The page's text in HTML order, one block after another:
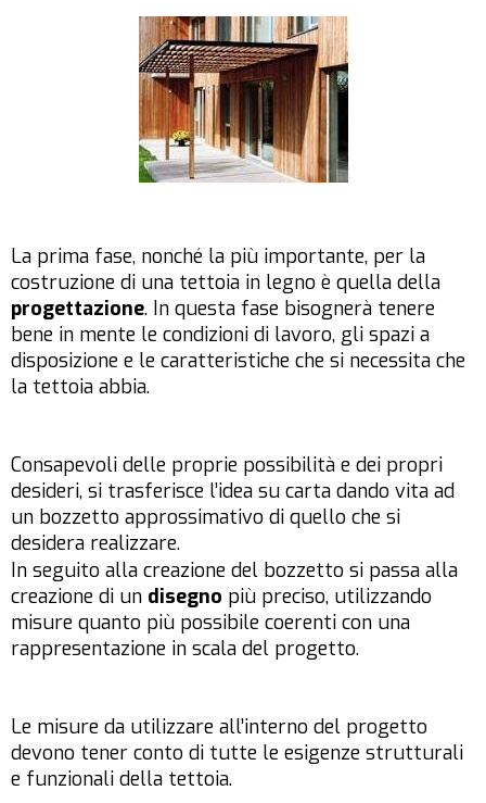
La prima fase, nonché la più importante, per la
costruzione di una tettoia in legno è quella della
progettazione. In questa fase bisognerà tenere
bene in mente le condizioni di lavoro, gli spazi a
disposizione e le caratteristiche che si necessita che
la tettoia abbia.
Consapevoli delle proprie possibilità e dei propri
desideri, si trasferisce l’idea su carta dando vita ad
un bozzetto approssimativo di quello che si
desidera realizzare.
In seguito alla creazione del bozzetto si passa alla
creazione di un disegno più preciso, utilizzando
misure quanto più possibile coerenti con una
rappresentazione in scala del progetto.
Le misure da utilizzare all’interno del progetto
devono tener conto di tutte le esigenze strutturali
e funzionali della tettoia.